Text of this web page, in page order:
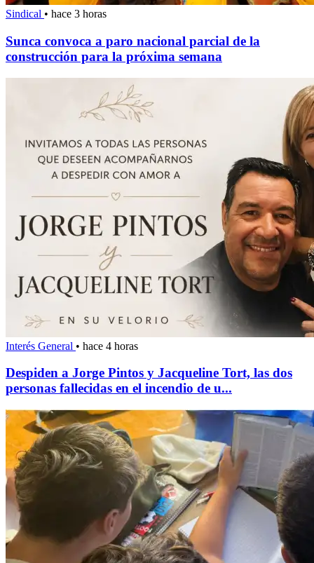
Sindical • hace 3 horas
Sunca convoca a paro nacional parcial de la
construcción para la próxima semana
Interés General • hace 4 horas
Despiden a Jorge Pintos y Jacqueline Tort, las dos
personas fallecidas en el incendio de u...